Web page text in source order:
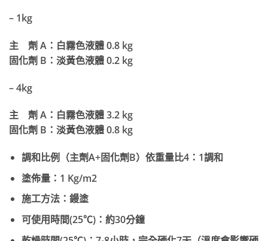
– 1kg
主 劑 A：白霧色液體 0.8 kg
固化劑 B：淡黃色液體 0.2 kg
– 4kg
主 劑 A：白霧色液體 3.2 kg
固化劑 B：淡黃色液體 0.8 kg
調和比例（主劑A+固化劑B）依重量比4：1調和
塗佈量：1 Kg/m2
施工方法：鏝塗
可使用時間(25℃)：約30分鐘